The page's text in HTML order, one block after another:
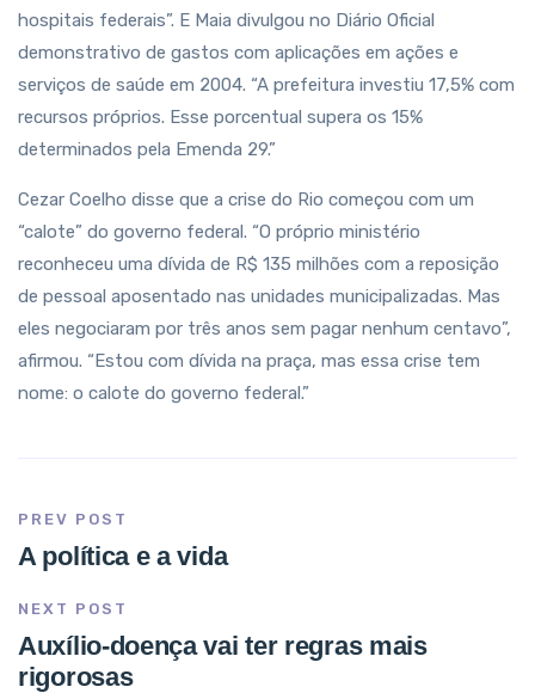
hospitais federais”. E Maia divulgou no Diário Oficial
demonstrativo de gastos com aplicações em ações e
serviços de saúde em 2004. “A prefeitura investiu 17,5% com
recursos próprios. Esse porcentual supera os 15%
determinados pela Emenda 29.”
Cezar Coelho disse que a crise do Rio começou com um
“calote” do governo federal. “O próprio ministério
reconheceu uma dívida de R$ 135 milhões com a reposição
de pessoal aposentado nas unidades municipalizadas. Mas
eles negociaram por três anos sem pagar nenhum centavo”,
afirmou. “Estou com dívida na praça, mas essa crise tem
nome: o calote do governo federal.”
PREV POST
A política e a vida
NEXT POST
Auxílio-doença vai ter regras mais
rigorosas